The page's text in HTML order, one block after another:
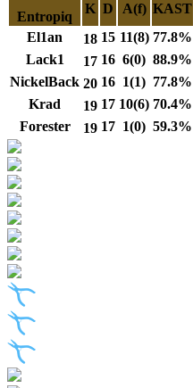
Entropiq
K D A(f) KAST
El1an
18 15 11(8) 77.8%
Lack1
17 16 6(0) 88.9%
NickelBack 20 16 1(1) 77.8%
Krad
19 17 10(6) 70.4%
Forester
19 17 1(0) 59.3%